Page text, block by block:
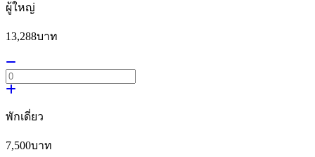
ผู้ใหญ่
13,288บาท
พักเดี่ยว
7,500บาท